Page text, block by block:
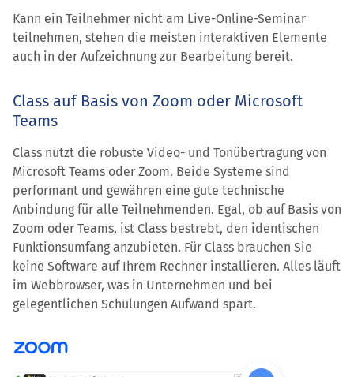
Kann ein Teilnehmer nicht am Live-Online-Seminar
teilnehmen, stehen die meisten interaktiven Elemente
auch in der Aufzeichnung zur Bearbeitung bereit.
Class auf Basis von Zoom oder Microsoft
Teams
Class nutzt die robuste Video- und Tonübertragung von
Microsoft Teams oder Zoom. Beide Systeme sind
performant und gewähren eine gute technische
Anbindung für alle Teilnehmenden. Egal, ob auf Basis von
Zoom oder Teams, ist Class bestrebt, den identischen
Funktionsumfang anzubieten. Für Class brauchen Sie
keine Software auf Ihrem Rechner installieren. Alles läuft
im Webbrowser, was in Unternehmen und bei
gelegentlichen Schulungen Aufwand spart.